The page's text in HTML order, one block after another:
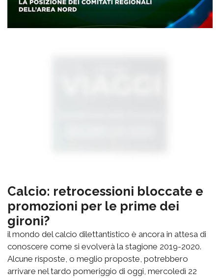
Calcio: retrocessioni bloccate e
promozioni per le prime dei
gironi?
il mondo del calcio dilettantistico è ancora in attesa di
conoscere come si evolverà la stagione 2019-2020.
Alcune risposte, o meglio proposte, potrebbero
arrivare nel tardo pomeriggio di oggi, mercoledì 22